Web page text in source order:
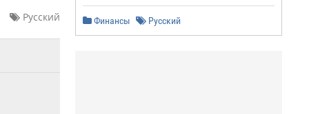
Русский Финансы Русский